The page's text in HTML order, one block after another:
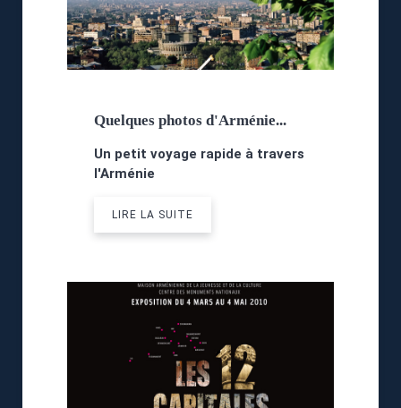
Quelques photos d'Arménie...
Un petit voyage rapide à travers
l'Arménie
LIRE LA SUITE